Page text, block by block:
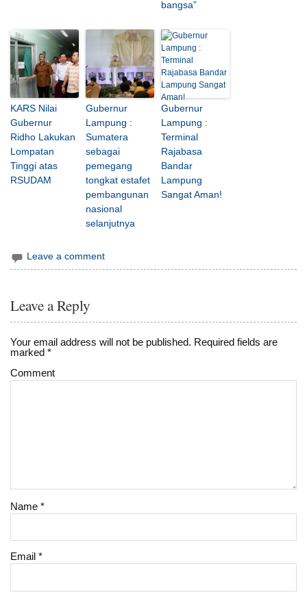
bangsa”
KARS Nilai
Gubernur
Ridho Lakukan
Lompatan
Tinggi atas
RSUDAM
Gubernur
Lampung :
Sumatera
sebagai
pemegang
tongkat estafet
pembangunan
nasional
selanjutnya
Gubernur
Lampung :
Terminal
Rajabasa
Bandar
Lampung
Sangat Aman!
Leave a comment
Leave a Reply
Your email address will not be published. Required fields are
marked*
Comment
Name*
Email*